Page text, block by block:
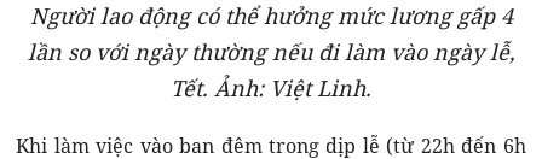
Người lao động có thể hưởng mức lương gấp 4
lần so với ngày thường nếu đi làm vào ngày lễ,
Tết. Ảnh: Việt Linh.
Khi làm việc vào ban đêm trong dịp lễ (từ 22h đến 6h